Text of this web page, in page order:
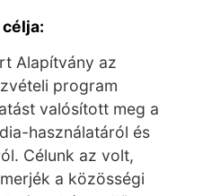
Alapítvány az
program
valósított meg a
használatáról és
Célunk az volt,
a közösségi